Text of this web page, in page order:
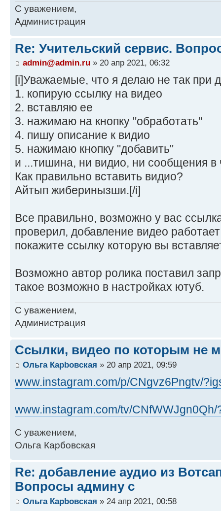
С уважением,
Администрация
Re: Учительский сервис.
admin@admin.ru » 20 апр 2021, 06:32
[i]Уважаемые, что я делаю не так при
1. копирую ссылку на видео
2. вставляю ее
3. нажимаю на кнопку "обработать"
4. пишу описание к видио
5. нажимаю кнопку "добавить"
и ...тишина, ни видио, ни сообщения
Как правильно вставить видио?
Айтып жиберинызши.[/i]
Все правильно, возможно у вас
проверил, добавление видео
покажите ссылку которую вы
Возможно автор ролика поставил
такое возможно в настройках ютуб.
С уважением,
Администрация
Ссылки, видео по которым не
Ольга Карbовская » 20 апр 2021, 09:59
www.instagram.com/p/CNgvz6Pngtv/
www.instagram.com/tv/
С уважением,
Ольга Карбовская
Re: добавление аудио из
Вопросы админу с
Ольга Карbовская » 24 апр 2021, 00:58